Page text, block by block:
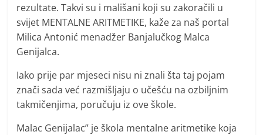
rezultate. Takvi su i mališani koji su zakoračili u
svijet MENTALNE ARITMETIKE, kaže za naš portal
Milica Antonić menadžer Banjalučkog Malca
Genijalca.
Iako prije par mjeseci nisu ni znali šta taj pojam
znači sada već razmišljaju o učešću na ozbiljnim
takmičenjima, poručuju iz ove škole.
Malac Genijalac” je škola mentalne aritmetike koja